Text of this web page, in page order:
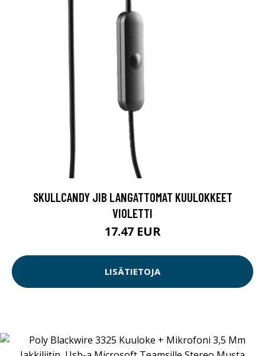
SKULLCANDY JIB LANGATTOMAT KUULOKKEET
VIOLETTI
17.47 EUR
LISÄTIETOJA